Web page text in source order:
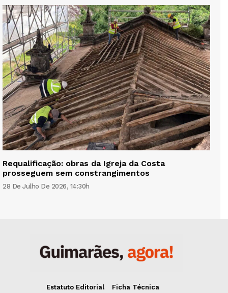
Requalificação: obras da Igreja da Costa
prosseguem sem constrangimentos
28 De Julho De 2026, 14:30h
Estatuto Editorial
Ficha Técnica